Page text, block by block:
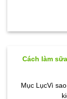
Cách làm
Mục LụcVì